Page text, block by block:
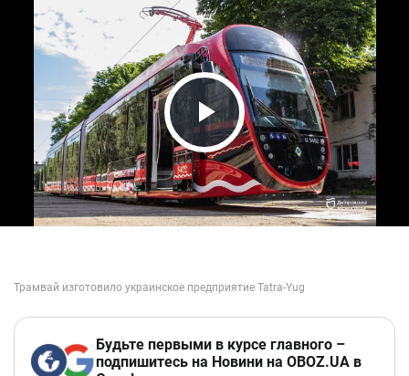
Play Video
Будьте первыми в курсе главного –
подпишитесь на Новини на OBOZ.UA в